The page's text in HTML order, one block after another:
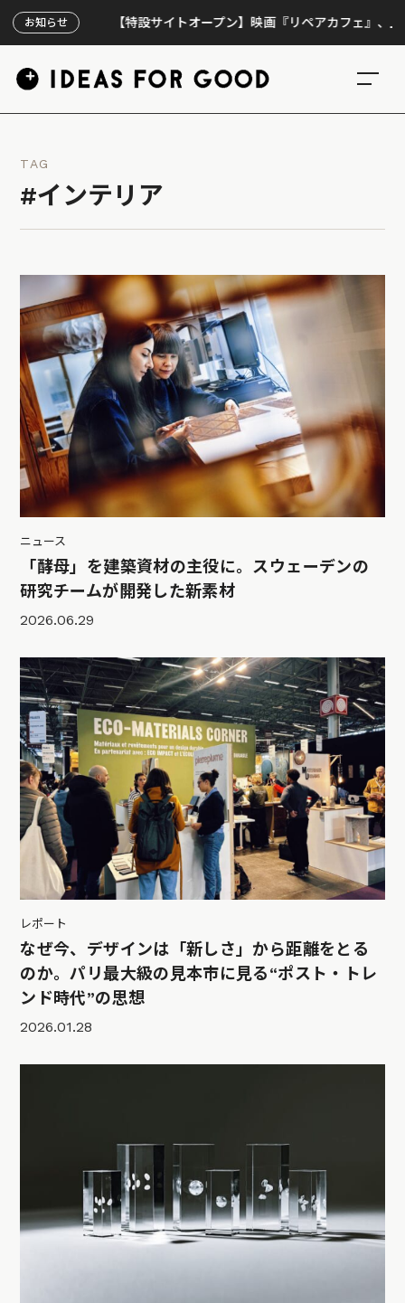
お知らせ【特設サイトオープン】映画『リペアカフェ』、上映300回
TAG
#インテリア
ニュース
「酵母」を建築資材の主役に。スウェーデンの
研究チームが開発した新素材
2026.06.29
レポート
なぜ今、デザインは「新しさ」から距離をとる
のか。パリ最大級の見本市に見る“ポスト・トレ
ンド時代”の思想
2026.01.28